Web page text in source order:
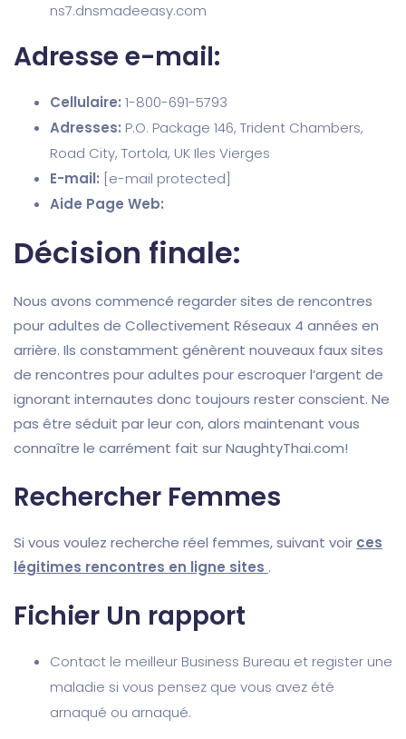
ns7.dnsmadeeasy.com
Adresse e-mail:
Cellulaire: 1-800-691-5793
Adresses: P.O. Package 146, Trident Chambers,
Road City, Tortola, UK Iles Vierges
E-mail: [e-mail protected]
Aide Page Web:
Décision finale:
Nous avons commencé regarder sites de rencontres
pour adultes de Collectivement Réseaux 4 années en
arrière. Ils constamment génèrent nouveaux faux sites
de rencontres pour adultes pour escroquer l’argent de
ignorant internautes donc toujours rester conscient. Ne
pas être séduit par leur con, alors maintenant vous
connaître le carrément fait sur NaughtyThai.com!
Rechercher Femmes
Si vous voulez recherche réel femmes, suivant voir ces
légitimes rencontres en ligne sites .
Fichier Un rapport
Contact le meilleur Business Bureau et register une
maladie si vous pensez que vous avez été
arnaqué ou arnaqué.